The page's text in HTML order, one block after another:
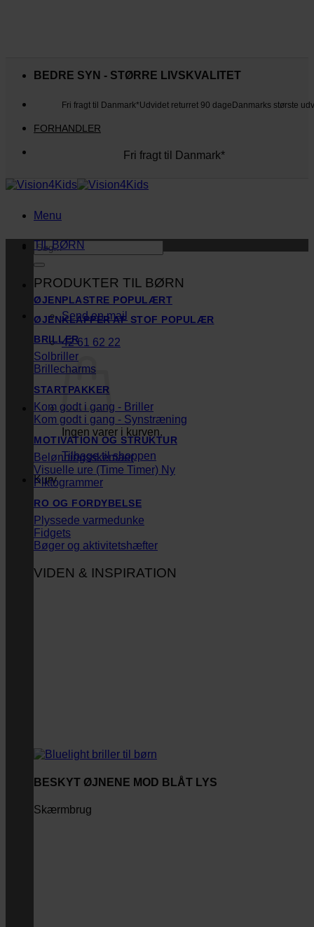
BEDRE SYN - STØRRE LIVSKVALITET
Fri fragt til Danmark*Udvidet returret 90 dage Danmarks største
FORHANDLER
Fri fragt til Danmark*
Menu
Søg
efter:
Send en mail
42 61 62 22
Ingen varer i kurven.
Tilbage til shoppen
Kurv
TIL BØRN
PRODUKTER TIL BØRN
ØJENPLASTRE
ØJENKLAPPER AF STOF
BRILLER
Solbriller
Brillecharms
STARTPAKKER
Kom godt i gang - Briller
Kom godt i gang - Synstræning
MOTIVATION OG STRUKTUR
Belønningsskemaer
Visuelle ure (Time Timer)
Piktogrammer
RO OG FORDYBELSE
Plyssede varmedunke
Fidgets
Bøger og aktivitetshæfter
VIDEN & INSPIRATION
BESKYT ØJNENE MOD BLÅT LYS
Skærmbrug